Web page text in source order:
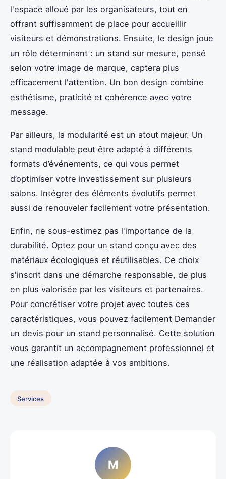
l'espace alloué par les organisateurs, tout en
offrant suffisamment de place pour accueillir
visiteurs et démonstrations. Ensuite, le design joue
un rôle déterminant : un stand sur mesure, pensé
selon votre image de marque, captera plus
efficacement l'attention. Un bon design combine
esthétisme, praticité et cohérence avec votre
message.
Par ailleurs, la modularité est un atout majeur. Un
stand modulable peut être adapté à différents
formats d’événements, ce qui vous permet
d’optimiser votre investissement sur plusieurs
salons. Intégrer des éléments évolutifs permet
aussi de renouveler facilement votre présentation.
Enfin, ne sous-estimez pas l'importance de la
durabilité. Optez pour un stand conçu avec des
matériaux écologiques et réutilisables. Ce choix
s'inscrit dans une démarche responsable, de plus
en plus valorisée par les visiteurs et partenaires.
Pour concrétiser votre projet avec toutes ces
caractéristiques, vous pouvez facilement Demander
un devis pour un stand personnalisé. Cette solution
vous garantit un accompagnement professionnel et
une réalisation adaptée à vos ambitions.
Services
M